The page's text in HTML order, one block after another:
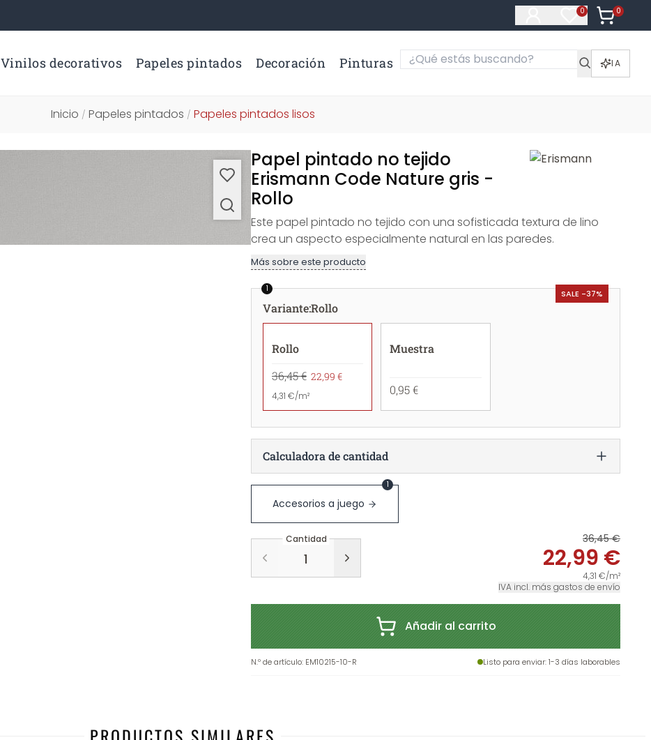
0
Artículos en
0
Artículos
Vinilos decorativos Papeles pintados Decoración Pinturas IA
Inicio / Papeles pintados / Papeles pintados lisos
Papel pintado no tejido
Erismann Code Nature gris -
Rollo
Este papel pintado no tejido con una sofisticada textura de lino
crea un aspecto especialmente natural en las paredes.
Más sobre este producto
SALE -37%
1
Variante:Rollo
Rollo
36,45 € 22,99 €
4,31 €/m²
Muestra
0,95 €
Calculadora de cantidad
Accesorios a juego
1
Cantidad 36,45 €
22,99 €
4,31 €/m²
IVA incl. más gastos de envío
Añadir al carrito
N.º de artículo: EM10215-10-R Listo para enviar: 1-3 días laborables